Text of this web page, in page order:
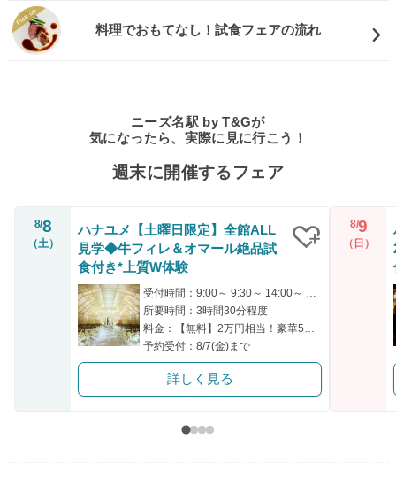
料理でおもてなし！試食フェアの流れ
ニーズ名駅 by T&Gが
気になったら、実際に見に行こう！
週末に開催するフェア
8/8
（土）
ハナユメ【土曜日限定】全館ALL
見学◆牛フィレ＆オマール絶品試
食付き*上質W体験
受付時間：9:00～ 9:30～ 14:00～ 14:30～
所要時間：3時間30分程度
料金：【無料】2万円相当！豪華5品の絶品試食付き
予約受付：8/7(金)まで
詳しく見る
8/9
（日）